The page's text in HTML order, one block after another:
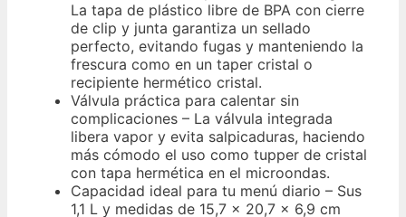
La tapa de plástico libre de BPA con cierre
de clip y junta garantiza un sellado
perfecto, evitando fugas y manteniendo la
frescura como en un taper cristal o
recipiente hermético cristal.
Válvula práctica para calentar sin
complicaciones – La válvula integrada
libera vapor y evita salpicaduras, haciendo
más cómodo el uso como tupper de cristal
con tapa hermética en el microondas.
Capacidad ideal para tu menú diario – Sus
1,1 L y medidas de 15,7 × 20,7 × 6,9 cm